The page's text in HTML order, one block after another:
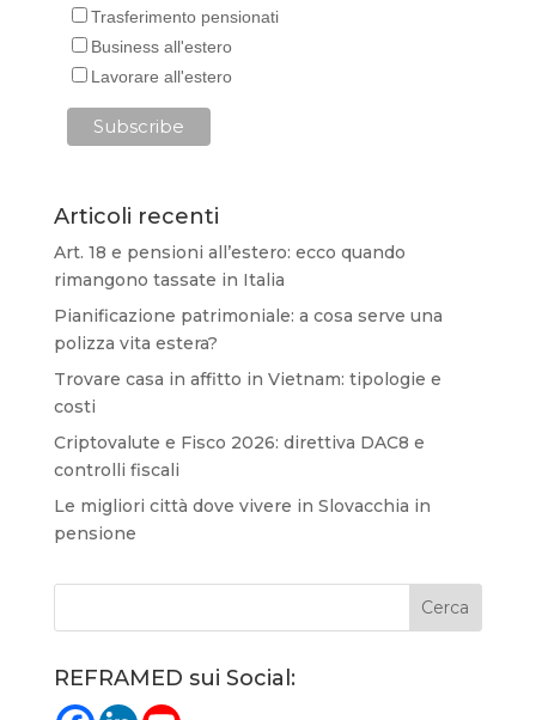
Trasferimento pensionati
Business all'estero
Lavorare all'estero
Articoli recenti
Art. 18 e pensioni all’estero: ecco quando
rimangono tassate in Italia
Pianificazione patrimoniale: a cosa serve una
polizza vita estera?
Trovare casa in affitto in Vietnam: tipologie e
costi
Criptovalute e Fisco 2026: direttiva DAC8 e
controlli fiscali
Le migliori città dove vivere in Slovacchia in
pensione
REFRAMED sui Social: